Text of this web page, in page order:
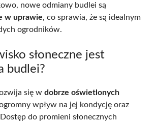
nowe odmiany budlei są
w uprawie, co sprawia, że są idealnym
ogrodników.
słoneczne jest
budlei?
się w dobrze oświetlonych
wpływ na jej kondycję oraz
do promieni słonecznych